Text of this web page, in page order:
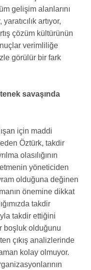
gelişim alanlarını
artıyor,
çözüm kültürünün
verimliliğe
görülür bir fark
savaşında
için maddi
Öztürk, takdir
olasılığının
yöneticiden
olduğuna değinen
önemine dikkat
takdir
takdir ettiğini
boşluk olduğunu
çıkış analizlerinde
kolay olmuyor.